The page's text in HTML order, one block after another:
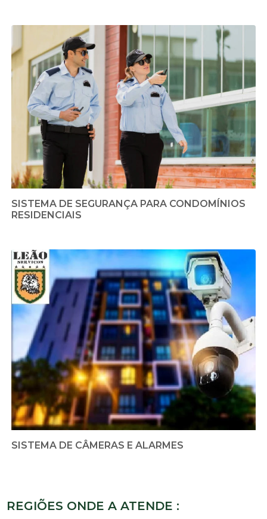
SISTEMA DE SEGURANÇA PARA CONDOMÍNIOS
RESIDENCIAIS
SISTEMA DE CÂMERAS E ALARMES
REGIÕES ONDE A ATENDE :